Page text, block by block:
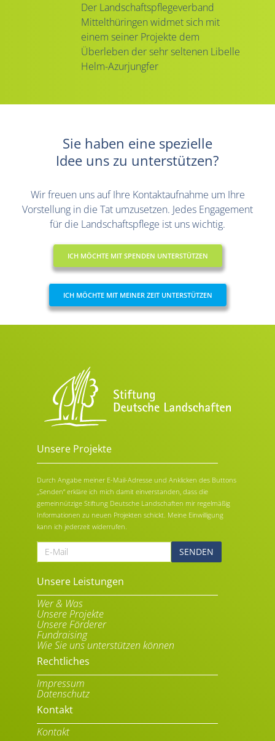
Der Landschaftspflegeverband
Mittelthüringen widmet sich mit
einem seiner Projekte dem
Überleben der sehr seltenen Libelle
Helm-Azurjungfer
Sie haben eine spezielle
Idee uns zu unterstützen?
Wir freuen uns auf Ihre Kontaktaufnahme um Ihre
Vorstellung in die Tat umzusetzen. Jedes Engagement
für die Landschaftspflege ist uns wichtig.
ICH MÖCHTE MIT SPENDEN UNTERSTÜTZEN
ICH MÖCHTE MIT MEINER ZEIT UNTERSTÜTZEN
Unsere Projekte
Durch Angabe meiner E-Mail-Adresse und Anklicken des Buttons
„Senden“ erkläre ich mich damit einverstanden, dass die
gemeinnützige Stiftung Deutsche Landschaften mir regelmäßig
Informationen zu neuen Projekten schickt. Meine Einwilligung
kann ich jederzeit widerrufen.
E-
Mail
Alternative:
Unsere Leistungen
Wer & Was
Unsere Projekte
Unsere Förderer
Fundraising
Wie Sie uns unterstützen können
Rechtliches
Impressum
Datenschutz
Kontakt
Kontakt